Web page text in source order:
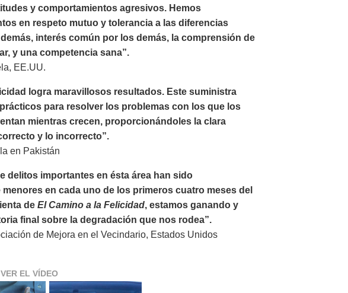
y comportamientos agresivos. Hemos
en respeto mutuo y tolerancia a las diferencias
interés común por los demás, la comprensión de
y una competencia sana”.
EE.UU.
logra maravillosos resultados. Este suministra
para resolver los problemas con los que los
mientras crecen, proporcionándoles la clara
y lo incorrecto”.
en Pakistán
delitos importantes en ésta área han sido
en cada uno de los primeros cuatro meses del
de El Camino a la Felicidad, estamos ganando y
final sobre la degradación que nos rodea”.
de Mejora en el Vecindario, Estados Unidos
EL VÍDEO